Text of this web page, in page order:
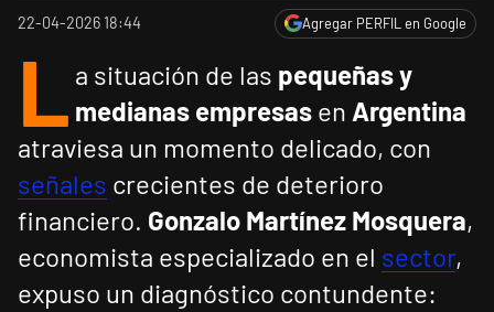
22-04-2026 18:44 Agregar PERFIL en Google
L a situación de las pequeñas y
medianas empresas en Argentina
atraviesa un momento delicado, con
señales crecientes de deterioro
financiero. Gonzalo Martínez Mosquera,
economista especializado en el sector,
expuso un diagnóstico contundente: